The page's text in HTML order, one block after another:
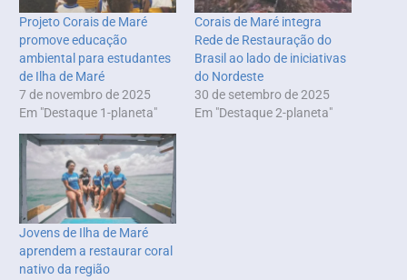
Projeto Corais de Maré
promove educação
ambiental para estudantes
de Ilha de Maré
7 de novembro de 2025
Em "Destaque 1-planeta"
Corais de Maré integra
Rede de Restauração do
Brasil ao lado de iniciativas
do Nordeste
30 de setembro de 2025
Em "Destaque 2-planeta"
Jovens de Ilha de Maré
aprendem a restaurar coral
nativo da região